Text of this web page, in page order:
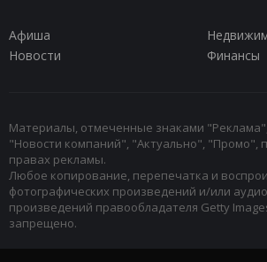
Афиша
Новости
Финансы
Материалы, отмеченные знаками
"Новости компаний", "Актуально", "Промо",
правах рекламы.
Любое копирование, перепечатка и
фотографических произведений и/или
произведений правообладателя Getty
запрещено.